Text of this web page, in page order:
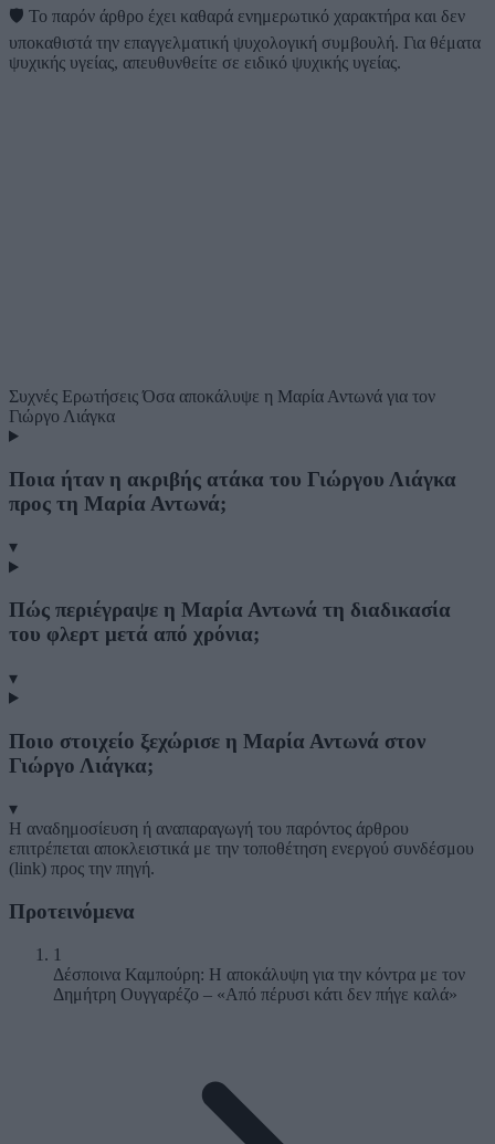
🛡️ Το παρόν άρθρο έχει καθαρά ενημερωτικό χαρακτήρα και δεν
υποκαθιστά την επαγγελματική ψυχολογική συμβουλή. Για θέματα
ψυχικής υγείας, απευθυνθείτε σε ειδικό ψυχικής υγείας.
Συχνές ΕρωτήσειςΌσα αποκάλυψε η Μαρία Αντωνά για τον
Γιώργο Λιάγκα
Ποια ήταν η ακριβής ατάκα του Γιώργου Λιάγκα
προς τη Μαρία Αντωνά;
▾
Πώς περιέγραψε η Μαρία Αντωνά τη διαδικασία
του φλερτ μετά από χρόνια;
▾
Ποιο στοιχείο ξεχώρισε η Μαρία Αντωνά στον
Γιώργο Λιάγκα;
▾
Η αναδημοσίευση ή αναπαραγωγή του παρόντος άρθρου
επιτρέπεται αποκλειστικά με την τοποθέτηση ενεργού συνδέσμου
(link) προς την πηγή.
Προτεινόμενα
1
Δέσποινα Καμπούρη: Η αποκάλυψη για την κόντρα με τον
Δημήτρη Ουγγαρέζο – «Από πέρυσι κάτι δεν πήγε καλά»